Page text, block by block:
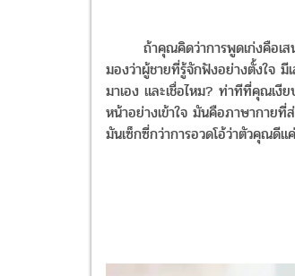
ถ้าคุณคิดว่าการพูดเก่งคือเสน่
มองว่าผู้ชายที่รู้จักฟังอย่างตั้งใจ มี
มาเอง และเชื่อไหม? ท่าทีที่คุณเงี
หน้าอย่างเข้าใจ มันคือภาษากาย
มันเซ็กซี่กว่าการอวดโอ้ว่าตัวคุณดีแ